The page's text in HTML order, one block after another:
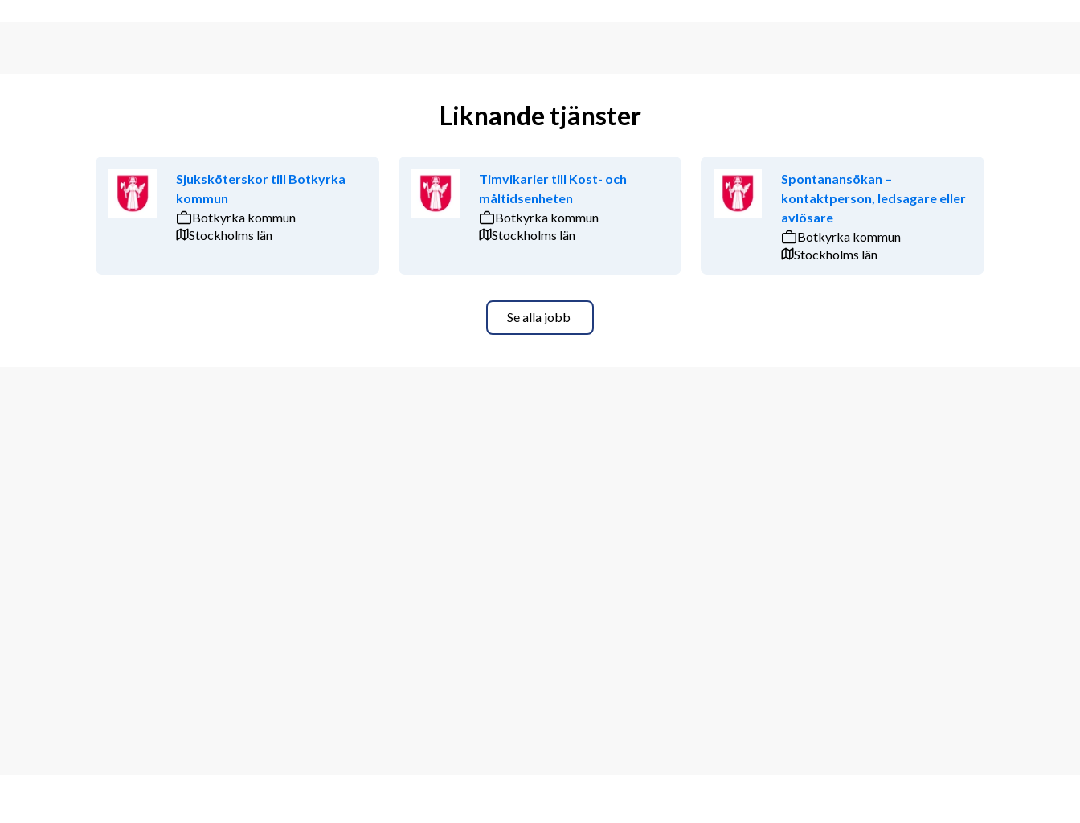
Liknande tjänster
Sjuksköterskor till Botkyrka
kommun
Botkyrka kommun
Stockholms län
Timvikarier till Kost- och
måltidsenheten
Botkyrka kommun
Stockholms län
Spontanansökan –
kontaktperson, ledsagare eller
avlösare
Botkyrka kommun
Stockholms län
Se alla jobb